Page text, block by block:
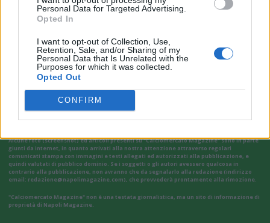
Personal Data for Targeted Advertising.
Opted In
I want to opt-out of Collection, Use,
Retention, Sale, and/or Sharing of my
Personal Data that Is Unrelated with the
Purposes for which it was collected.
Opted Out
CONFIRM
VAI ALLA VERSIONE CLASSICA
Alcune foto (screenshot) ed articoli presenti su "Calciomercato Magazine" sono in parte
giunti da internet, in quanto arrivati alla nostra attenzione attraverso regolari
comunicati stampa con immagini e testi allegati ed autorizzati alla pubblicazione, e
quindi valutati di pubblico dominio. Se i soggetti o gli autori avessero qualcosa in
contrario alla pubblicazione, non avranno che da segnalarlo alla redazione (indirizzo
email: redazione@napolimagazine.com), che provvederà prontamente alla rimozione.
"Calciomercato Magazine" non è una testata giornalistica, ma un sito di informazione di
proprietà di Napoli Magazine.